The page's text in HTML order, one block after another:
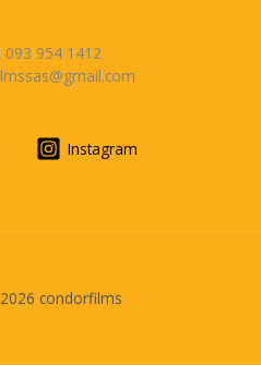
093 954 1412
Instagram
condorfilms